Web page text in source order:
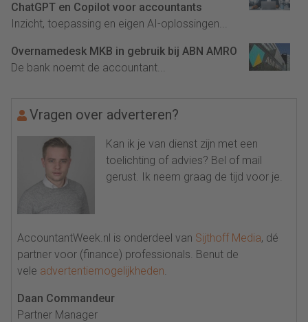
ChatGPT en Copilot voor accountants
Inzicht, toepassing en eigen AI-oplossingen...
Overnamedesk MKB in gebruik bij ABN AMRO
De bank noemt de accountant...
Vragen over adverteren?
Kan ik je van dienst zijn met een
toelichting of advies? Bel of mail
gerust. Ik neem graag de tijd voor je.
AccountantWeek.nl is onderdeel van Sijthoff Media, dé
partner voor (finance) professionals. Benut de
vele advertentiemogelijkheden
Daan Commandeur
Partner Manager